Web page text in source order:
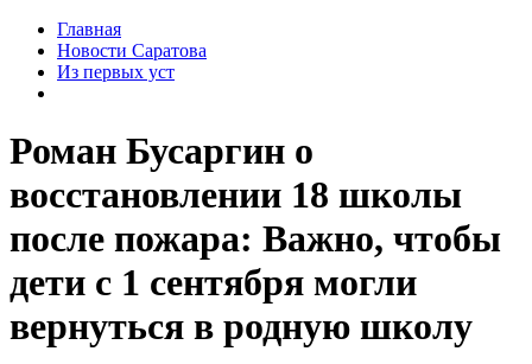
Главная
Новости Саратова
Из пеpвых уст
Роман Бусаргин о
восстановлении 18 школы
после пожара: Важно, чтобы
дети с 1 сентября могли
вернуться в родную школу